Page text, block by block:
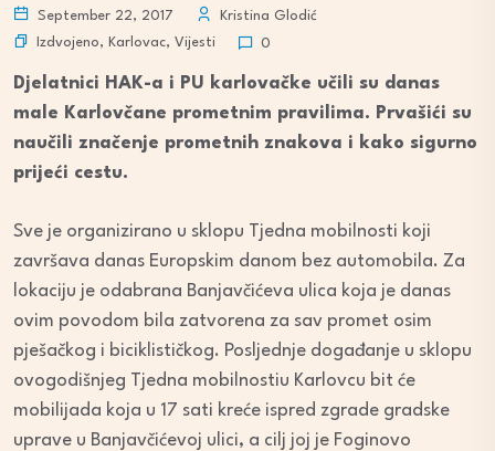
September 22, 2017
Kristina Glodić
Izdvojeno, Karlovac, Vijesti 0
Djelatnici HAK-a i PU karlovačke učili su danas
male Karlovčane prometnim pravilima. Prvašići su
naučili značenje prometnih znakova i kako sigurno
prijeći cestu.
Sve je organizirano u sklopu Tjedna mobilnosti koji
završava danas Europskim danom bez automobila. Za
lokaciju je odabrana Banjavčićeva ulica koja je danas
ovim povodom bila zatvorena za sav promet osim
pješačkog i biciklističkog. Posljednje događanje u sklopu
ovogodišnjeg Tjedna mobilnostiu Karlovcu bit će
mobilijada koja u 17 sati kreće ispred zgrade gradske
uprave u Banjavčićevoj ulici, a cilj joj je Foginovo